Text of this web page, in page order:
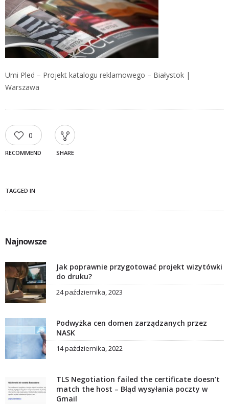
Umi Pled – Projekt katalogu reklamowego – Białystok |
Warszawa
0
RECOMMEND SHARE
TAGGED IN
Najnowsze
Jak poprawnie przygotować projekt wizytówki
do druku?
24 października, 2023
Podwyżka cen domen zarządzanych przez
NASK
14 października, 2022
TLS Negotiation failed the certificate doesn’t
match the host – Błąd wysyłania poczty w
Gmail